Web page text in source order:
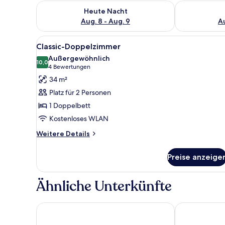
Heute Nacht
Aug. 8 - Aug. 9
Überprüfe die Verfügbarkeit für heute Nacht, Aug. 8
Überprüfe
Alle
Fotos
für
Classic-
Doppelzimmer
anzeigen
Ein Hotelzimmer mit zwei
7
Classic-Doppelzimmer
10,010,0 von 10
Außergewöhnlich
4 Bewertungen
(4
Bewertungen)
34 m²
Platz für 2 Personen
1 Doppelbett
Kostenloses WLAN
Weitere Details
Weitere
Doppelzimmer
Preise
Ähnliche Unterkünfte
Schwarzwaldhotel Gengenbach